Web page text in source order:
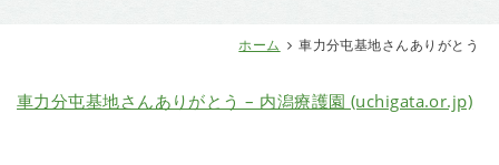
ホーム 車力分屯基地さんありがとう
車力分屯基地さんありがとう – 内潟療護園 (uchigata.or.jp)